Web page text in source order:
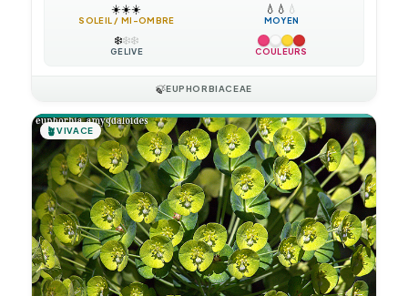
☀️☀️☀️
SOLEIL / MI-OMBRE
💧 💧 💧
MOYEN
❄️❄️❄️
GÉLIVE COULEURS
🍃EUPHORBIACEAE
🪴VIVACE